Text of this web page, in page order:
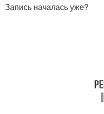
Запись началась уже?